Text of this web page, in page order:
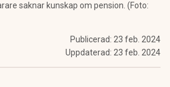
saknar kunskap om pension. (Foto:
Publicerad: 23 feb. 2024
Uppdaterad: 23 feb. 2024